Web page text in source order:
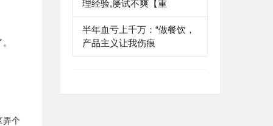
弄个
理经验,屡试不爽【重
半年血亏上千万：“做餐饮，
产品主义让我伤痕